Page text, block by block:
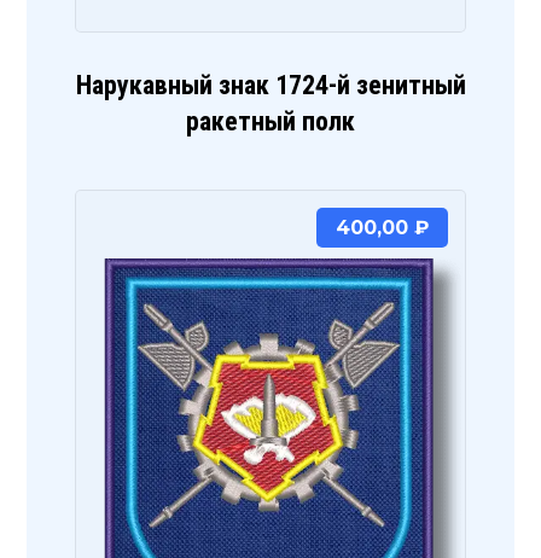
Нарукавный знак 1724-й зенитный
ракетный полк
400,00 ₽